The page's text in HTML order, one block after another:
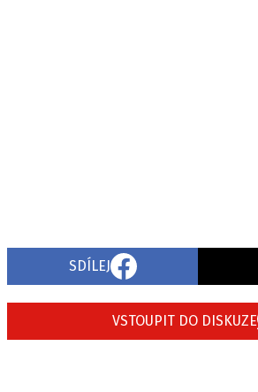
SDÍLEJ
VSTOUPIT DO DISKUZE